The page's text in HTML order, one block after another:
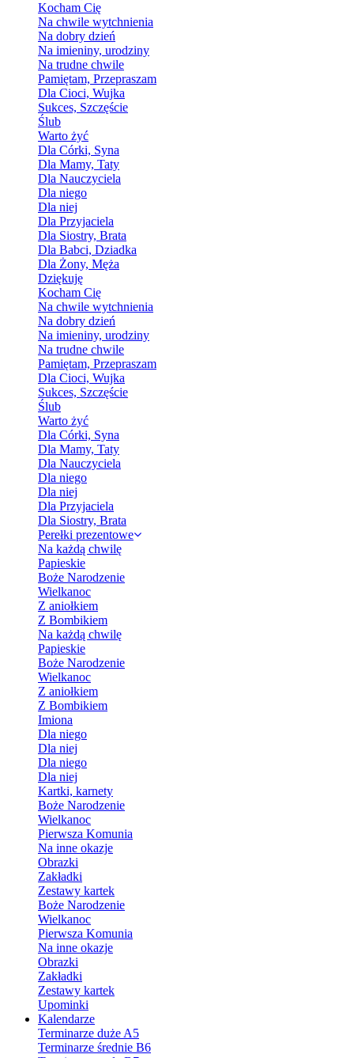
Kocham Cię
Na chwile wytchnienia
Na dobry dzień
Na imieniny, urodziny
Na trudne chwile
Pamiętam, Przepraszam
Dla Cioci, Wujka
Sukces, Szczęście
Ślub
Warto żyć
Dla Córki, Syna
Dla Mamy, Taty
Dla Nauczyciela
Dla niego
Dla niej
Dla Przyjaciela
Dla Siostry, Brata
Dla Babci, Dziadka
Dla Żony, Męża
Dziękuję
Kocham Cię
Na chwile wytchnienia
Na dobry dzień
Na imieniny, urodziny
Na trudne chwile
Pamiętam, Przepraszam
Dla Cioci, Wujka
Sukces, Szczęście
Ślub
Warto żyć
Dla Córki, Syna
Dla Mamy, Taty
Dla Nauczyciela
Dla niego
Dla niej
Dla Przyjaciela
Dla Siostry, Brata
Perełki prezentowe
Na każdą chwilę
Papieskie
Boże Narodzenie
Wielkanoc
Z aniołkiem
Z Bombikiem
Na każdą chwilę
Papieskie
Boże Narodzenie
Wielkanoc
Z aniołkiem
Z Bombikiem
Imiona
Dla niego
Dla niej
Dla niego
Dla niej
Kartki, karnety
Boże Narodzenie
Wielkanoc
Pierwsza Komunia
Na inne okazje
Obrazki
Zakładki
Zestawy kartek
Boże Narodzenie
Wielkanoc
Pierwsza Komunia
Na inne okazje
Obrazki
Zakładki
Zestawy kartek
Upominki
Kalendarze
Terminarze duże A5
Terminarze średnie B6